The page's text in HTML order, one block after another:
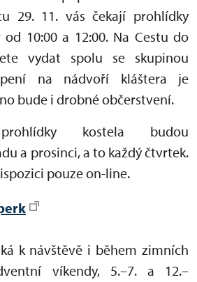
29. 11. vás čekají prohlídky
10:00 a 12:00. Na Cestu do
vydat spolu se skupinou
na nádvoří kláštera je
bude i drobné občerstvení.
kostela budou
a prosinci, a to každý čtvrtek.
pouze on-line.
k návštěvě i během zimních
víkendy, 5.–7. a 12.–